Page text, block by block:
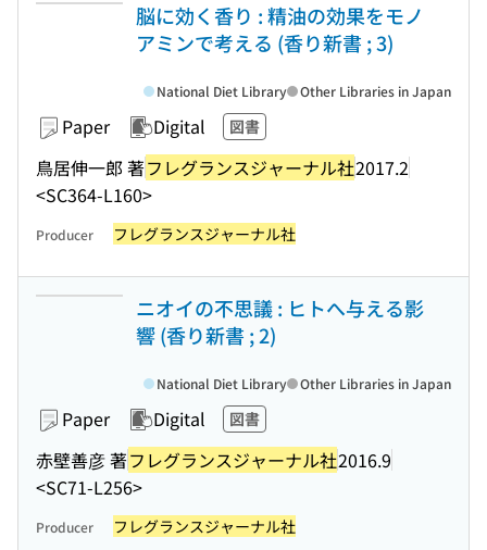
脳に効く香り : 精油の効果をモノ
アミンで考える (香り新書 ; 3)
Paper Digital 図書
鳥居伸一郎 著フレグランスジャーナル社2017.2
<SC364-L160>
National Diet Library Other Libraries in Japan
Producer フレグランスジャーナル社
ニオイの不思議 : ヒトへ与える影
響 (香り新書 ; 2)
Paper Digital 図書
赤壁善彦 著フレグランスジャーナル社2016.9
<SC71-L256>
National Diet Library Other Libraries in Japan
Producer フレグランスジャーナル社